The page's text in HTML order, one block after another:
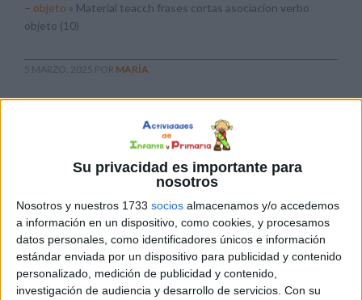
Su privacidad es importante para
nosotros
Nosotros y nuestros 1733 socios almacenamos y/o accedemos
a información en un dispositivo, como cookies, y procesamos
datos personales, como identificadores únicos e información
estándar enviada por un dispositivo para publicidad y contenido
personalizado, medición de publicidad y contenido,
investigación de audiencia y desarrollo de servicios. Con su
– objeto » Material teacch frases cortas asociacion verbo
objeto (10)
5 MARZO, 2025 POR MARÍA
asociacion verbo objeto (10)
Pulsa sobre el enlace para descargar el